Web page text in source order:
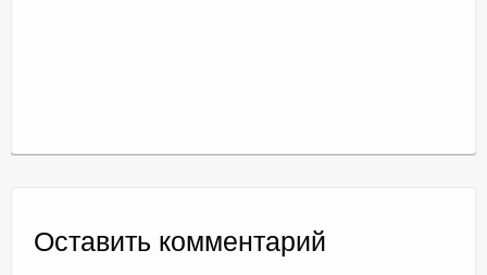
Оставить комментарий